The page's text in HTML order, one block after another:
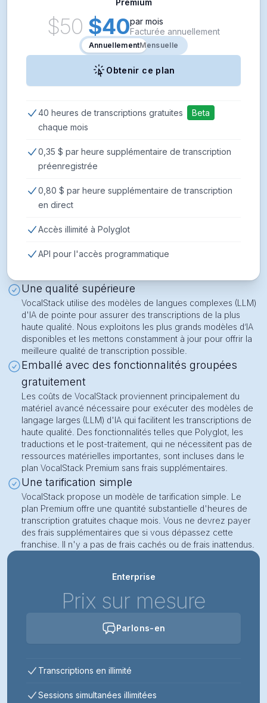
Premium
$50 $40par mois
Facturée annuellement
AnnuellementMensuelle
Annuellement
Obtenir ce plan
40 heures de transcriptions gratuites
chaque mois
0,35 $ par heure supplémentaire de transcription
préenregistrée
0,80 $ par heure supplémentaire de transcription
en direct
Accès illimité à Polyglot
API pour l'accès programmatique
Une qualité supérieure
VocalStack utilise des modèles de langues complexes (LLM)
d'IA de pointe pour assurer des transcriptions de la plus
haute qualité. Nous exploitons les plus grands modèles d’IA
disponibles et les mettons constamment à jour pour offrir la
meilleure qualité de transcription possible.
Emballé avec des fonctionnalités groupées
gratuitement
Les coûts de VocalStack proviennent principalement du
matériel avancé nécessaire pour exécuter des modèles de
langage larges (LLM) d'IA qui facilitent les transcriptions de
haute qualité. Des fonctionnalités telles que Polyglot, les
traductions et le post-traitement, qui ne nécessitent pas de
ressources matérielles importantes, sont incluses dans le
plan VocalStack Premium sans frais supplémentaires.
Une tarification simple
VocalStack propose un modèle de tarification simple. Le
plan Premium offre une quantité substantielle d'heures de
transcription gratuites chaque mois. Vous ne devrez payer
des frais supplémentaires que si vous dépassez cette
franchise. Il n'y a pas de frais cachés ou de frais inattendus.
Enterprise
Prix sur mesure
Parlons-en
Transcriptions en illimité
Sessions simultanées illimitées